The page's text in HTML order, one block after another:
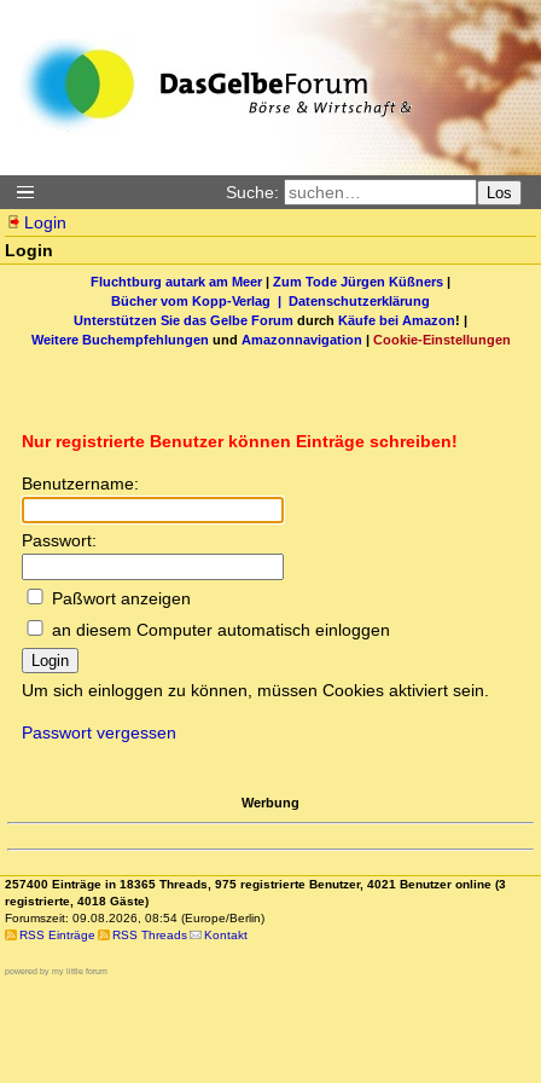
Suche: Los
Login
Login
Fluchtburg autark am Meer| Zum Tode Jürgen Küßners |
Bücher vom Kopp-Verlag | Datenschutzerklärung
Unterstützen Sie das Gelbe Forum durch Käufe bei Amazon! |
Weitere Buchempfehlungen und Amazonnavigation | Cookie-Einstellungen
Nur registrierte Benutzer können Einträge schreiben!
Benutzername:
Passwort:
Paßwort anzeigen
an diesem Computer automatisch einloggen
Login
Um sich einloggen zu können, müssen Cookies aktiviert sein.
Passwort vergessen
Werbung
257400 Einträge in 18365 Threads, 975 registrierte Benutzer, 4021 Benutzer online (3
registrierte, 4018 Gäste)
Forumszeit: 09.08.2026, 08:54 (Europe/Berlin)
RSS Einträge
RSS Threads Kontakt
powered by my little forum